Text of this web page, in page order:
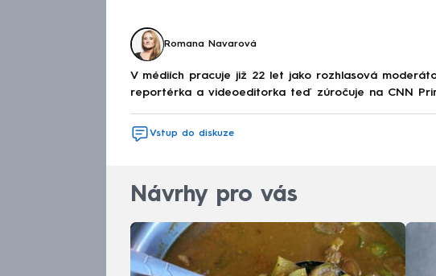
Romana Navarová
V médiích pracuje již 22 let jako rozhlasová
reportérka a videoeditorka teď zúročuje na CNN
Vstup do diskuze
Návrhy pro vás